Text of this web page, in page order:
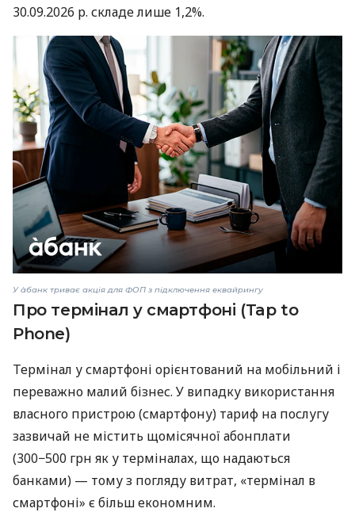
30.09.2026 р. складе лише 1,2%.
У àбанк триває акція для ФОП з підключення еквайрингу
Про термінал у смартфоні (Tap to
Phone)
Термінал у смартфоні орієнтований на мобільний і
переважно малий бізнес. У випадку використання
власного пристрою (смартфону) тариф на послугу
зазвичай не містить щомісячної абонплати
(300−500 грн як у терміналах, що надаються
банками) — тому з погляду витрат, «термінал в
смартфоні» є більш економним.